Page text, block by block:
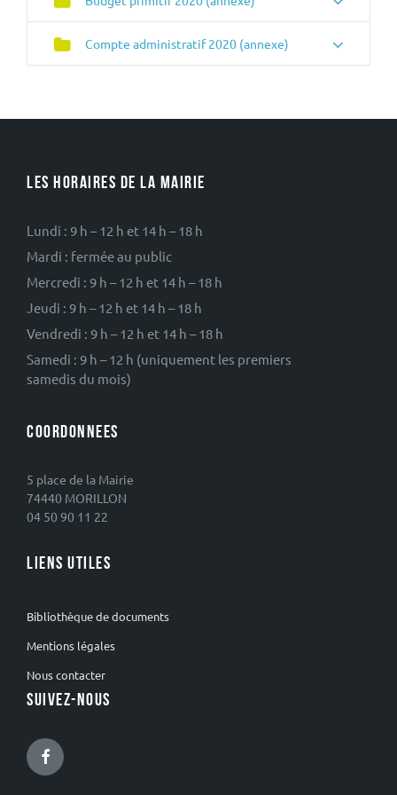
Compte administratif 2020 (annexe)
LES HORAIRES DE LA MAIRIE
Lundi : 9 h – 12 h et 14 h – 18 h
Mardi : fermée au public
Mercredi : 9 h – 12 h et 14 h – 18 h
Jeudi : 9 h – 12 h et 14 h – 18 h
Vendredi : 9 h – 12 h et 14 h – 18 h
Samedi : 9 h – 12 h (uniquement les premiers
samedis du mois)
COORDONNEES
5 place de la Mairie
74440 MORILLON
04 50 90 11 22
LIENS UTILES
Bibliothèque de documents
Mentions légales
Nous contacter
SUIVEZ-NOUS
Facebook